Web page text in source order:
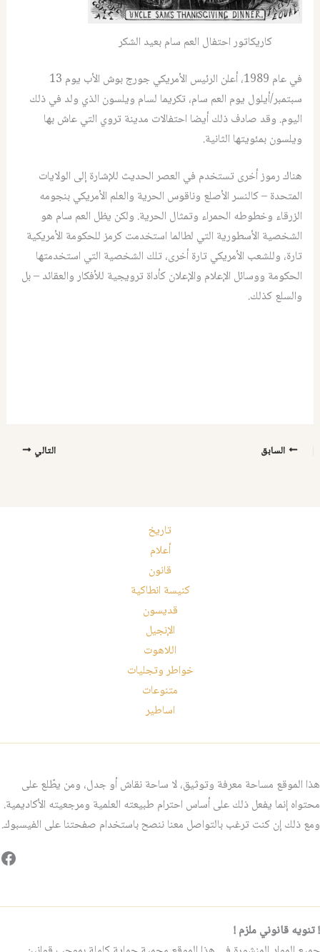
كاريكاتور احتفال العم سام بعيد الشكر
في عام 1989، أعلن الرئيس الأمريكي جورج بوش الأب يوم 13
سبتمبر/أيلول يوم العم سام، تكريما لسام ويلسون الذي ولد في ذلك
اليوم. وقد صادف ذلك أيضا احتفالات مدينة تروي التي عاش بها
ويلسون بمئويتها الثانية.
هناك رموز أخرى تستخدم في العصر الحديث للإشارة إلى الولايات
المتحدة – كالنسر الأصلع وناقوس الحرية والعلم الأمريكي بنجومه
الزرقاء وخطوطه الحمراء وتمثال الحرية. ولكن يظل العم سام هو
الشخصية الأسطورية التي لطالما استخدمت كرمز للحكومة الأمريكية
تارة، وللشعب الأمريكي تارة أخرى، تلك الشخصية التي استخدمتها
الحكومة ووسائل الإعلام والإعلان كأداة ترويجية للأفكار والعقائد – بل
والسلع كذلك.
السابق التالي
تاريخ
أعلام
قانون
كنيسة انطاكية
قديسون
الإنجيل
اللاهوت
خواطر وتجليات
متنوعات
اساطير
هذا الموقع مساحة معرفة وتوثيق، لا ساحة نقاش أو جدل، ومن يطّلع على
محتواه إنما يفعل ذلك على أساس احترام طبيعته العلمية ومرجعيته الأكاديمية.
ومع ذلك إن كنت ترغب بالتواصل معنا ننصح باستخدام صفحتنا على الفيسبوك.
! تنويه قانوني ملزم !